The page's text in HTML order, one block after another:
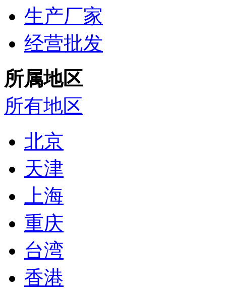
生产厂家
经营批发
所属地区
所有地区
北京
天津
上海
重庆
台湾
香港